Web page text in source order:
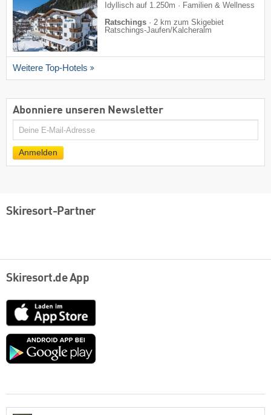
Idyllisch auf 1.250m · Familien & Wellness
Ratschings · 2 km zum Skigebiet
Ratschings-Jaufen/​Kalcheralm
Weitere Top-Hotels
Abonniere unseren Newsletter
E-
Anmelden
Skiresort-Partner
Skiresort.de App
App
Store
Google